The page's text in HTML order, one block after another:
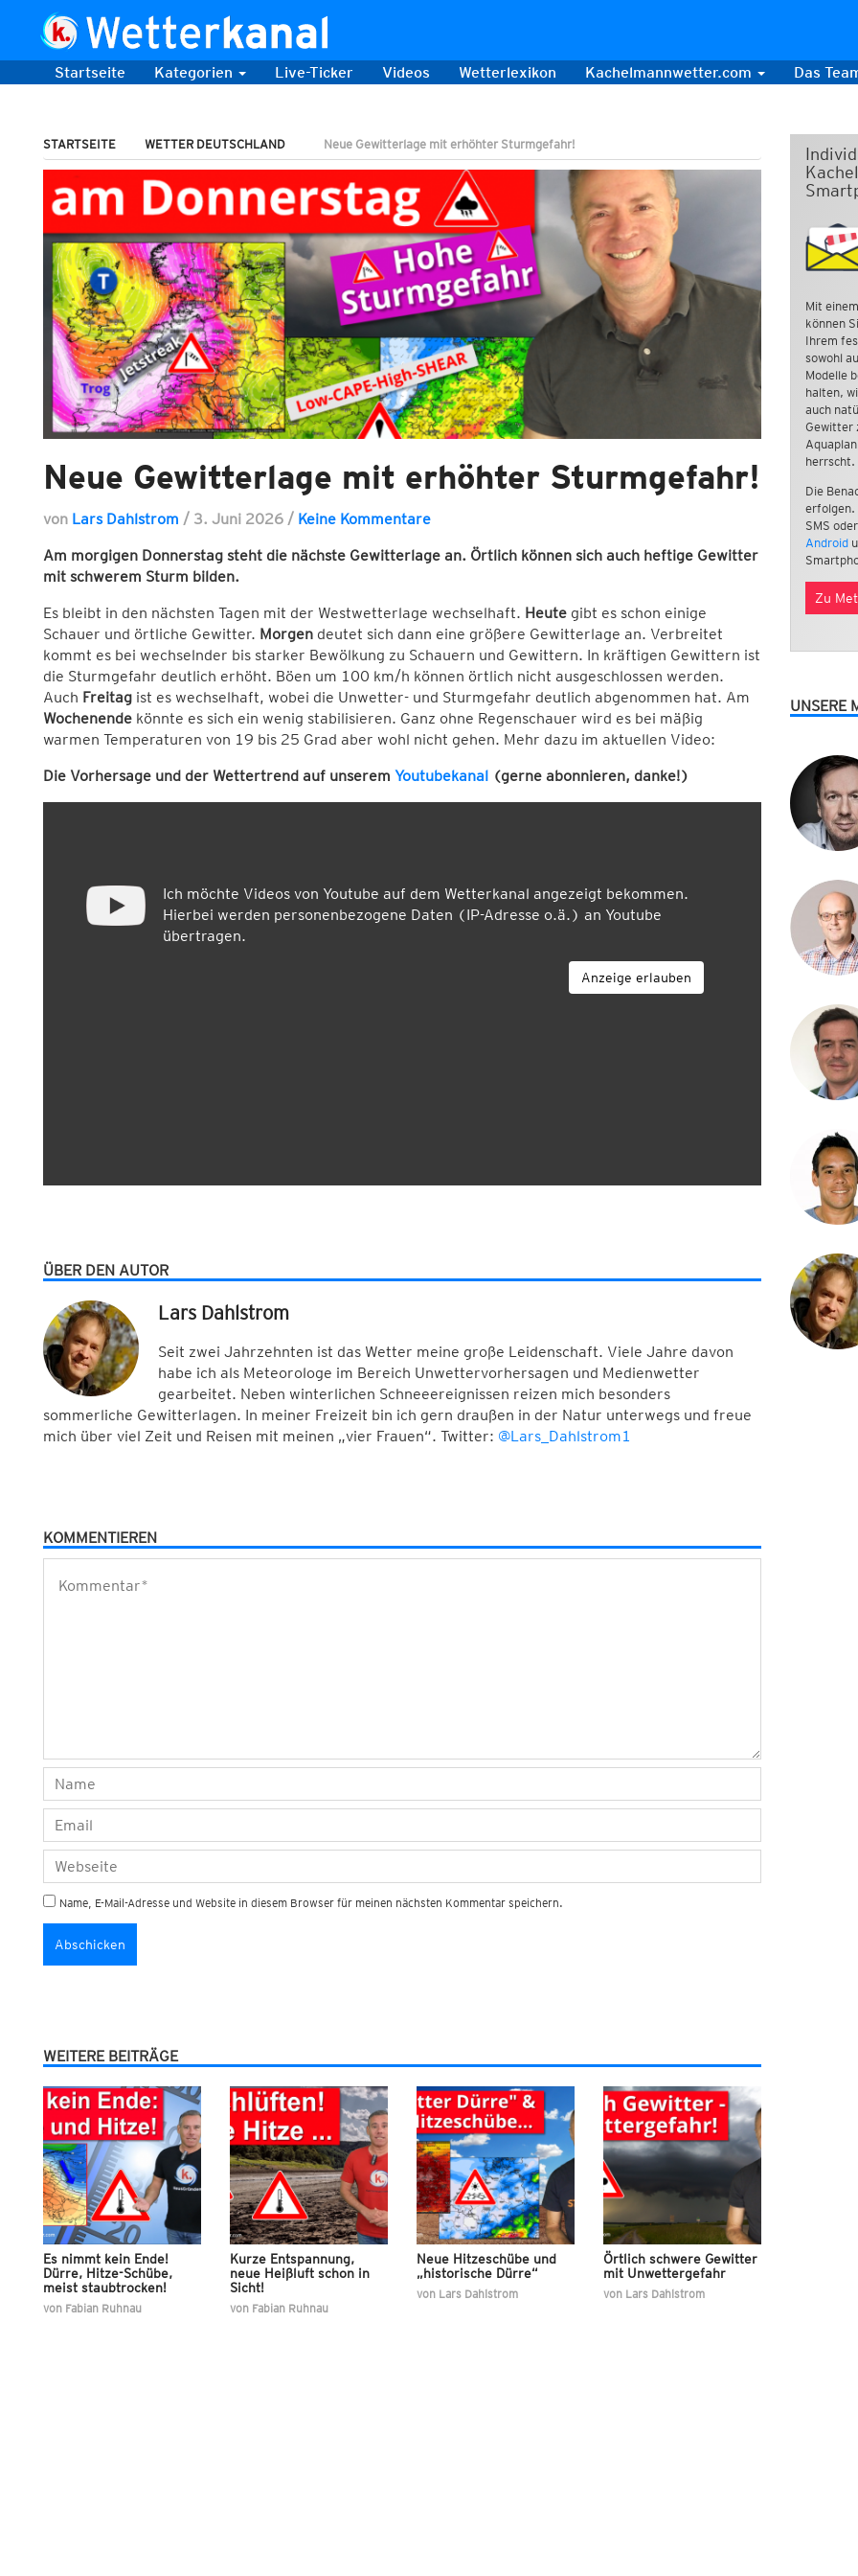
Startseite Kategorien Live-Ticker Videos Wetterlexikon Kachelmannwetter.com Das
STARTSEITE WETTER DEUTSCHLAND Neue Gewitterlage mit erhöhter Sturmgefahr!
Neue Gewitterlage mit erhöhter Sturmgefahr!
von Lars Dahlstrom / 3. Juni 2026 / Keine Kommentare
Am morgigen Donnerstag steht die nächste Gewitterlage an. Örtlich können sich auch heftige Gewitter
mit schwerem Sturm bilden.
Es bleibt in den nächsten Tagen mit der Westwetterlage wechselhaft. Heutegibt es schon einige
Schauer und örtliche Gewitter. Morgen deutet sich dann eine größere Gewitterlage an. Verbreitet
kommt es bei wechselnder bis starker Bewölkung zu Schauern und Gewittern. In kräftigen Gewittern ist
die Sturmgefahr deutlich erhöht. Böen um 100 km/h können örtlich nicht ausgeschlossen werden.
Auch Freitag ist es wechselhaft, wobei die Unwetter- und Sturmgefahr deutlich abgenommen hat. Am
Wochenende könnte es sich ein wenig stabilisieren. Ganz ohne Regenschauer wird es bei mäßig
warmen Temperaturen von 19 bis 25 Grad aber wohl nicht gehen. Mehr dazu im aktuellen Video:
Die Vorhersage und der Wettertrend auf unserem Youtubekanal (gerne abonnieren, danke!)
Ich möchte Videos von Youtube auf dem Wetterkanal angezeigt bekommen.
Hierbei werden personenbezogene Daten (IP-Adresse o.ä.) an Youtube
übertragen.
Anzeige erlauben
ÜBER DEN AUTOR
Lars Dahlstrom
Seit zwei Jahrzehnten ist das Wetter meine große Leidenschaft. Viele Jahre davon
habe ich als Meteorologe im Bereich Unwettervorhersagen und Medienwetter
gearbeitet. Neben winterlichen Schneeereignissen reizen mich besonders
sommerliche Gewitterlagen. In meiner Freizeit bin ich gern draußen in der Natur unterwegs und freue
mich über viel Zeit und Reisen mit meinen „vier Frauen“. Twitter: @Lars_Dahlstrom1
KOMMENTIEREN
Name, E-Mail-Adresse und Website in diesem Browser für meinen nächsten Kommentar speichern.
WEITERE BEITRÄGE
Es nimmt kein Ende!
Dürre, Hitze-Schübe,
meist staubtrocken!
von Fabian Ruhnau
Kurze Entspannung,
neue Heißluft schon in
Sicht!
von Fabian Ruhnau
Neue Hitzeschübe und
„historische Dürre“
von Lars Dahlstrom
Örtlich schwere Gewitter
mit Unwettergefahr
von Lars Dahlstrom
Mit
können
Ihrem
sowohl
Modelle
halten,
auch
Gewitter
herrscht.
Die
erfolgen.
SMS
Android
Zu
UNSERE